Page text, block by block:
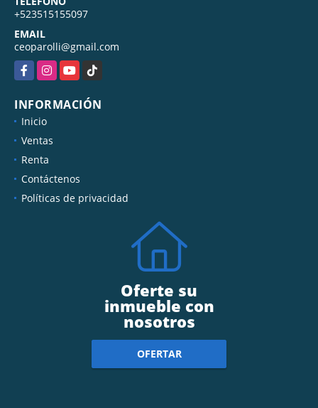
+523515155097
EMAIL
ceoparolli@gmail.com
FacebookInstagramYouTubeTikTok
INFORMACIÓN
Inicio
Ventas
Renta
Contáctenos
Políticas de privacidad
Oferte su
inmueble con
nosotros
OFERTAR